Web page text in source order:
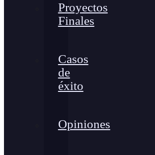
Proyectos
Finales
Casos
de
éxito
Opiniones